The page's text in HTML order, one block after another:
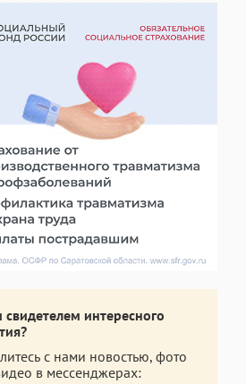
свидетелем интересного
с нами новостью, фото
в мессенджерах: